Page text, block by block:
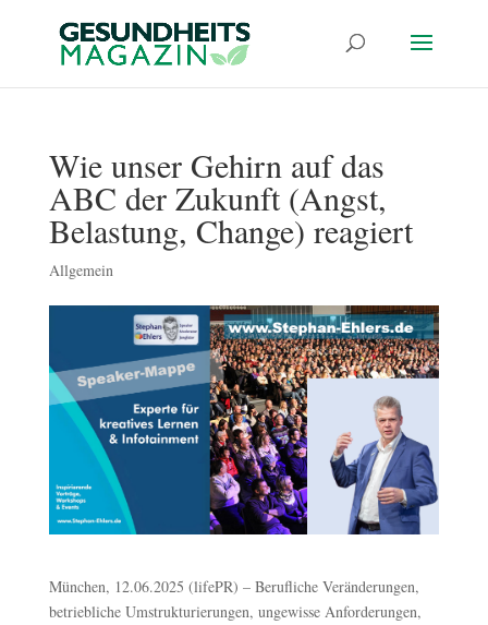
Wie unser Gehirn auf das
ABC der Zukunft (Angst,
Belastung, Change) reagiert
Allgemein
München, 12.06.2025 (lifePR) – Berufliche Veränderungen,
betriebliche Umstrukturierungen, ungewisse Anforderungen,